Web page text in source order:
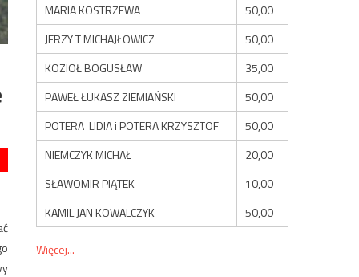
MARIA KOSTRZEWA
50,00
JERZY T MICHAJŁOWICZ
50,00
KOZIOŁ BOGUSŁAW
35,00
PAWEŁ ŁUKASZ ZIEMIAŃSKI
50,00
POTERA LIDIA i POTERA KRZYSZTOF
50,00
NIEMCZYK MICHAŁ
20,00
SŁAWOMIR PIĄTEK
10,00
KAMIL JAN KOWALCZYK
50,00
Więcej...